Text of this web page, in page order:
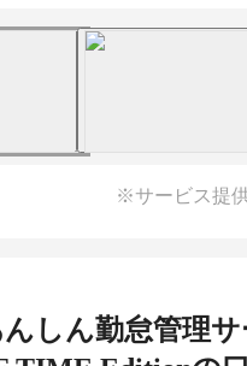
※サービス提
しん勤怠管理サ